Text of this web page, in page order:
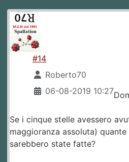
#14
Roberto70
06-08-2019 10:27
Se i cinque stelle avessero
maggioranza assoluta)
sarebbero state fatte?